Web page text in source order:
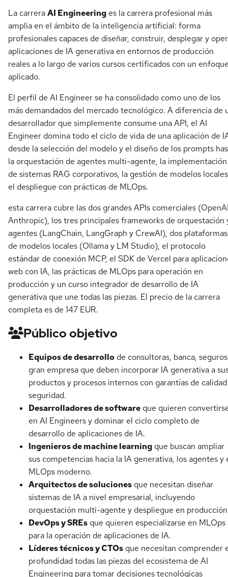
La carreraAI Engineering es la carrera profesional más
amplia en el ámbito de la inteligencia artificial: forma
profesionales capaces de diseñar, construir, desplegar y
aplicaciones de IA generativa en entornos de producción
reales a lo largo de varios cursos certificados con un
aplicado.
El perfil de AI Engineer se ha consolidado como uno de los
más demandados del mercado tecnológico. A diferencia de
desarrollador que simplemente consume una API, el AI
Engineer domina todo el ciclo de vida de una aplicación de
desde la selección del modelo y el diseño de los prompts
la orquestación de agentes multi-agente, la implementación
de sistemas RAG corporativos, la gestión de modelos
el despliegue con prácticas de MLOps.
esta carrera cubre las dos grandes APIs comerciales
Anthropic), los tres principales frameworks de orquestación
agentes (LangChain, LangGraph y CrewAI), dos plataformas
de modelos locales (Ollama y LM Studio), el protocolo
estándar de conexión MCP, el SDK de Vercel para
web con IA, las prácticas de MLOps para operación en
producción y un curso integrador de desarrollo de IA
generativa que une todas las piezas. El precio de la carrera
completa es de 147 EUR.
Público objetivo
Equipos de desarrollo de consultoras, banca,
gran empresa que deben incorporar IA generativa a
productos y procesos internos con garantías de
seguridad.
Desarrolladores de software que quieren
en AI Engineers y dominar el ciclo completo de
desarrollo de aplicaciones de IA.
Ingenieros de machine learning que buscan ampliar
sus competencias hacia la IA generativa, los agentes y
MLOps moderno.
Arquitectos de soluciones que necesitan diseñar
sistemas de IA a nivel empresarial, incluyendo
orquestación multi-agente y despliegue en
DevOps y SREs que quieren especializarse en MLOps
para la operación de aplicaciones de IA.
Líderes técnicos y CTOs que necesitan comprender
profundidad todas las piezas del ecosistema de AI
Engineering para tomar decisiones tecnológicas